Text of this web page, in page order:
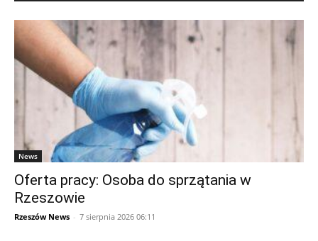
News
Oferta pracy: Osoba do sprzątania w
Rzeszowie
Rzeszów News - 7 sierpnia 2026 06:11